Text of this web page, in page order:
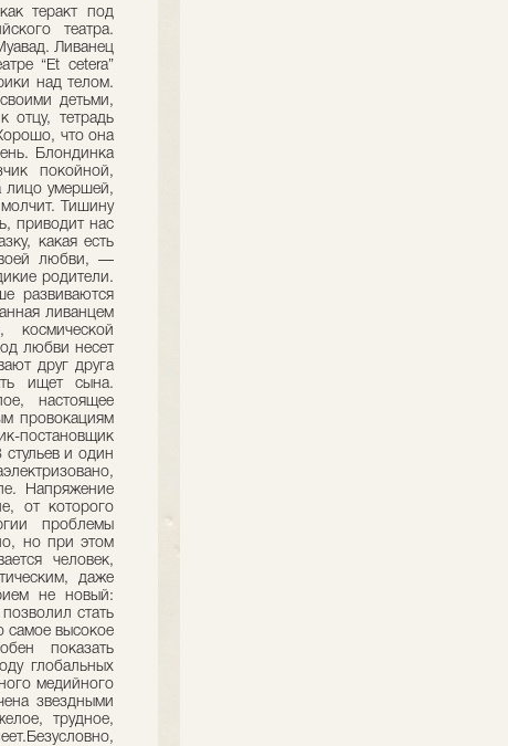
теракт под
театра.
Ливанец
“Et cetera”
над телом.
детьми,
отцу, тетрадь
что она
Блондинка
покойной,
лицо умершей,
Тишину
приводит нас
какая есть
любви, —
родители.
развиваются
ливанцем
любви несет
друг друга
ищет сына.
настоящее
провокациям
постановщик
стульев и один
Напряжение
от которого
проблемы
но при этом
человек,
даже
не новый:
стать
самое высокое
показать
глобальных
медийного
звездными
трудное,